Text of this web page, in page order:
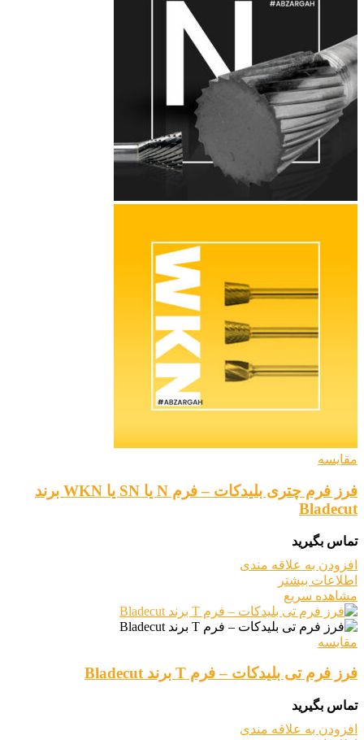
مقایسه
فرز فرم چتری بلیدکات – فرم N یا SN یا WKN برند
Bladecut
تماس بگیرید
افزودن به علاقه مندی
اطلاعات بیشتر
مشاهده سریع
مقایسه
فرز فرم تی بلیدکات – فرم T برند Bladecut
تماس بگیرید
افزودن به علاقه مندی